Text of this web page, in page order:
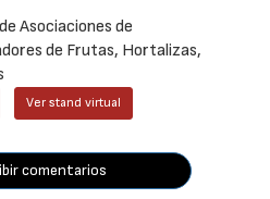
Asociaciones de
de Frutas, Hortalizas,
Ver stand virtual
comentarios